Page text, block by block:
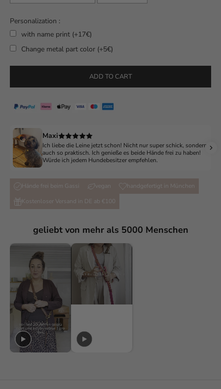
Personalization :
with name print (+17€)
Change metal part color (+5€)
to the price
ADD TO CART
Maxi
Ich liebe die Leine jetzt schon! Nicht nur super schick, sondern
auch so praktisch. Ich genieße es beide Hände frei zu haben!
Würde ich jedem Hundebesitzer empfehlen.
Hände frei beim Gassi vegan
handgefertigt in München
Kostenloser Versand in DE ab €100
geliebt von mehr als 5000 Menschen